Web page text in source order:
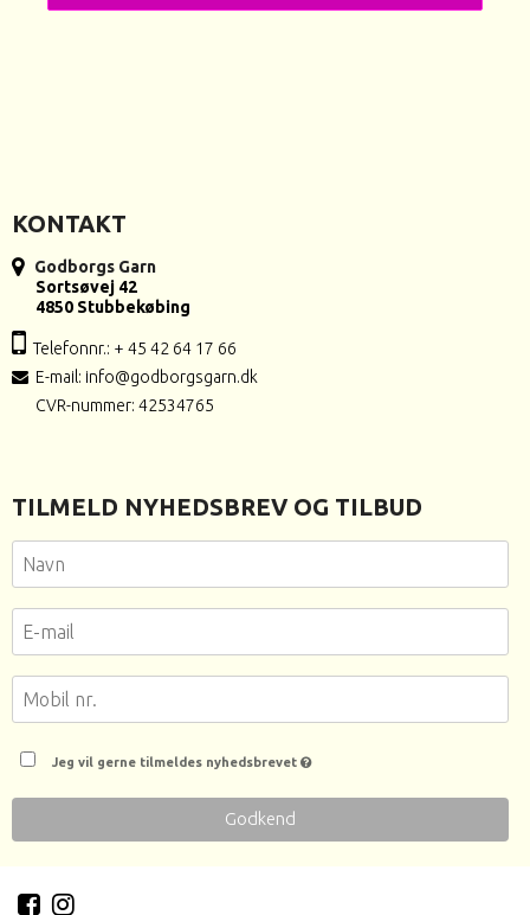
KONTAKT
Godborgs Garn
Sortsøvej 42
4850 Stubbekøbing
Telefonnr.: + 45 42 64 17 66
E-mail: info@godborgsgarn.dk
CVR-nummer: 42534765
TILMELD NYHEDSBREV OG TILBUD
Jeg vil gerne tilmeldes nyhedsbrevet
Godkend